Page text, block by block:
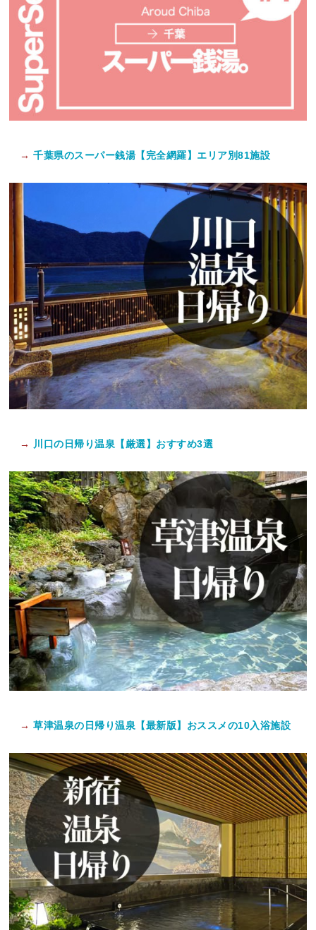
→ 千葉県のスーパー銭湯【完全網羅】エリア別81施設
→ 川口の日帰り温泉【厳選】おすすめ3選
→ 草津温泉の日帰り温泉【最新版】おススメの10入浴施設